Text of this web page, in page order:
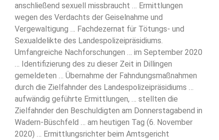
anschließend sexuell missbraucht … Ermittlungen
wegen des Verdachts der Geiselnahme und
Vergewaltigung … Fachdezernat für Tötungs- und
Sexualdelikte des Landespolizeipräsidiums.
Umfangreiche Nachforschungen … im September 2020
… Identifizierung des zu dieser Zeit in Dillingen
gemeldeten … Übernahme der Fahndungsmaßnahmen
durch die Zielfahnder des Landespolizeipräsidiums …
aufwändig geführte Ermittlungen, … stellten die
Zielfahnder den Beschuldigten am Donnerstagabend in
Wadern-Büschfeld … am heutigen Tag (6. November
2020) … Ermittlungsrichter beim Amtsgericht